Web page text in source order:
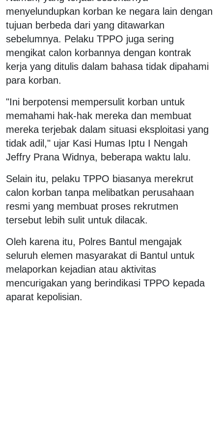
menyelundupkan korban ke negara lain dengan
tujuan berbeda dari yang ditawarkan
sebelumnya. Pelaku TPPO juga sering
mengikat calon korbannya dengan kontrak
kerja yang ditulis dalam bahasa tidak dipahami
para korban.
"Ini berpotensi mempersulit korban untuk
memahami hak-hak mereka dan membuat
mereka terjebak dalam situasi eksploitasi yang
tidak adil," ujar Kasi Humas Iptu I Nengah
Jeffry Prana Widnya, beberapa waktu lalu.
Selain itu, pelaku TPPO biasanya merekrut
calon korban tanpa melibatkan perusahaan
resmi yang membuat proses rekrutmen
tersebut lebih sulit untuk dilacak.
Oleh karena itu, Polres Bantul mengajak
seluruh elemen masyarakat di Bantul untuk
melaporkan kejadian atau aktivitas
mencurigakan yang berindikasi TPPO kepada
aparat kepolisian.